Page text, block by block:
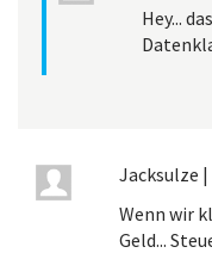
Hey...
Jacksulze |
Wenn wir
Geld...